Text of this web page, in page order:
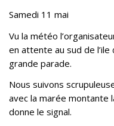
Samedi 11 mai
Vu la météo
en attente au sud de
grande parade.
Nous suivons
avec la marée montante
donne le signal.